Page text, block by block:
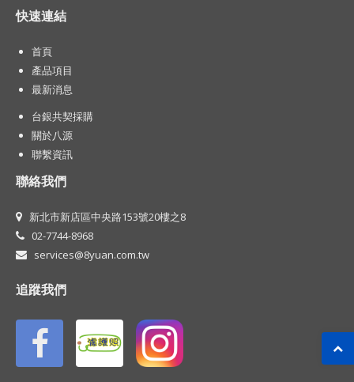
快速連結
首頁
產品項目
最新消息
台銀共契採購
關於八源
聯繫資訊
聯絡我們
新北市新店區中央路153號20樓之8
02-7744-8968
services@8yuan.com.tw
追蹤我們